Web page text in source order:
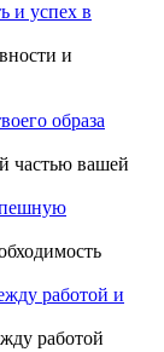
и успех в
и
образа
частью вашей
работой и
работой